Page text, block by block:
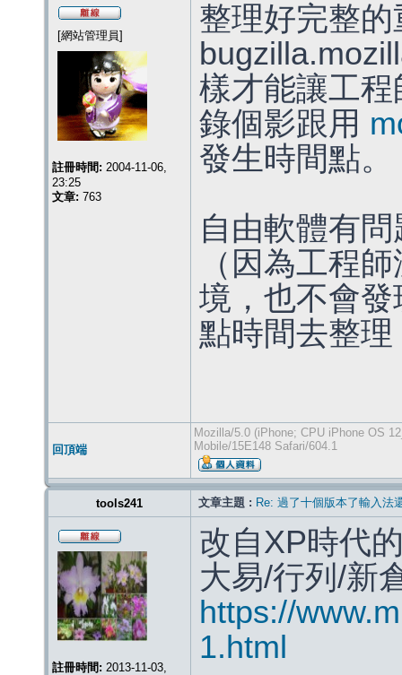
[網站管理員]
註冊時間: 2004-11-06,
23:25
文章: 763
整理好完整
樣才能讓工
錄個影跟用
發生時間點。
自由軟體有
（因為工程
境，也不會
點時間去整
回頂端
Mozilla/5.0 (iPhone; CPU iPhone OS
Mobile/15E148 Safari/604.1
tools241 文章主題 : Re: 過了十個版本了輸入法
註冊時間: 2013-11-03,
改自XP時代
大易/行列/新
https://
1.html